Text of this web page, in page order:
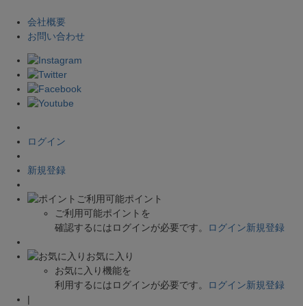
会社概要
お問い合わせ
ログイン
新規登録
ご利用可能ポイント
ご利用可能ポイントを
確認するにはログインが必要です。
ログイン新規登録
お気に入り
お気に入り機能を
利用するにはログインが必要です。
ログイン新規登録
|